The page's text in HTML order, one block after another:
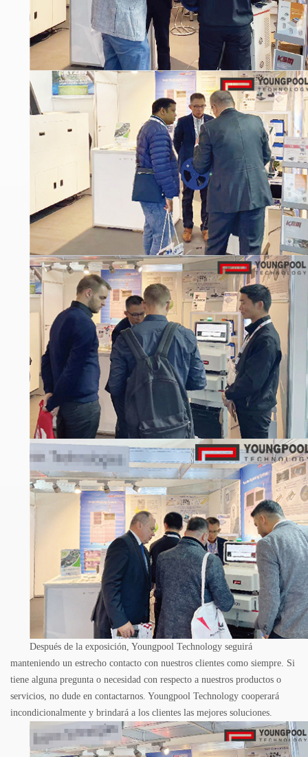
Después de la exposición, Youngpool Technology seguirá
manteniendo un estrecho contacto con nuestros clientes como siempre. Si
tiene alguna pregunta o necesidad con respecto a nuestros productos o
servicios, no dude en contactarnos. Youngpool Technology cooperará
incondicionalmente y brindará a los clientes las mejores soluciones.